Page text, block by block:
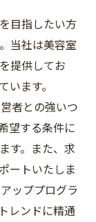
目指したい方
当社は美容室
提供してお
ます。
者との強いつ
望する条件に
す。また、求
ートいたしま
ッププログラ
レンドに精通